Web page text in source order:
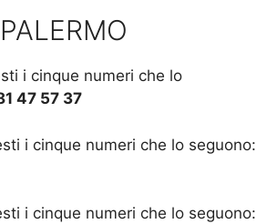
i cinque numeri che lo
57 37
i cinque numeri che lo seguono:
i cinque numeri che lo seguono: